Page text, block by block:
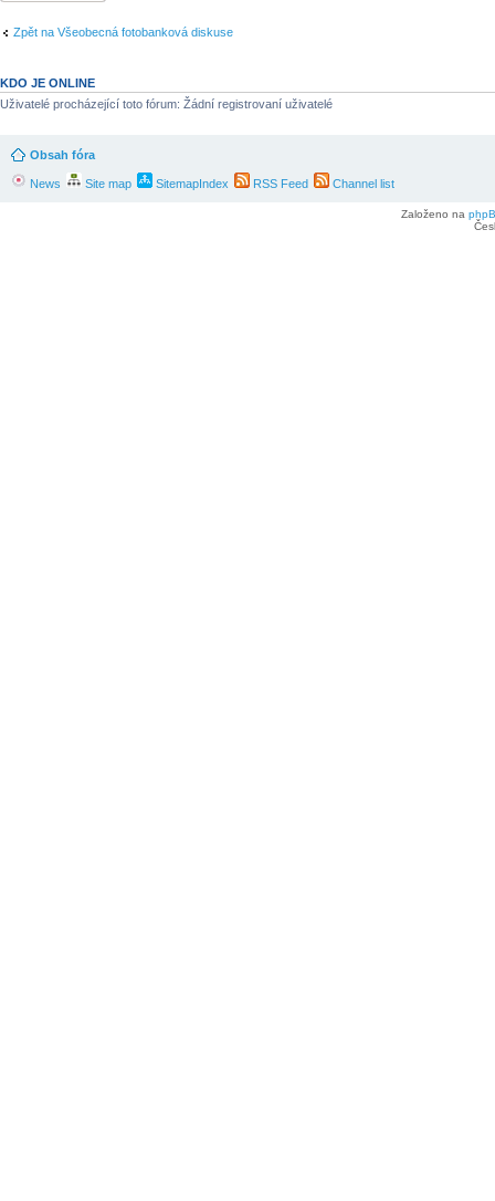
Zpět na Všeobecná fotobanková diskuse
KDO JE ONLINE
Uživatelé procházející toto fórum: Žádní registrovaní uživatelé
Obsah fóra
News Site map SitemapIndex RSS Feed Channel list
Založeno na